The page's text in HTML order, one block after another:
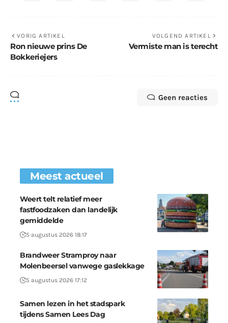
VORIG ARTIKEL
Ron nieuwe prins De
Bokkeriejers
VOLGEND ARTIKEL
Vermiste man is terecht
Geen reacties
Meest actueel
Weert telt relatief meer
fastfoodzaken dan landelijk
gemiddelde
5 augustus 2026 18:17
Brandweer Stramproy naar
Molenbeersel vanwege gaslekkage
5 augustus 2026 17:12
Samen lezen in het stadspark
tijdens Samen Lees Dag